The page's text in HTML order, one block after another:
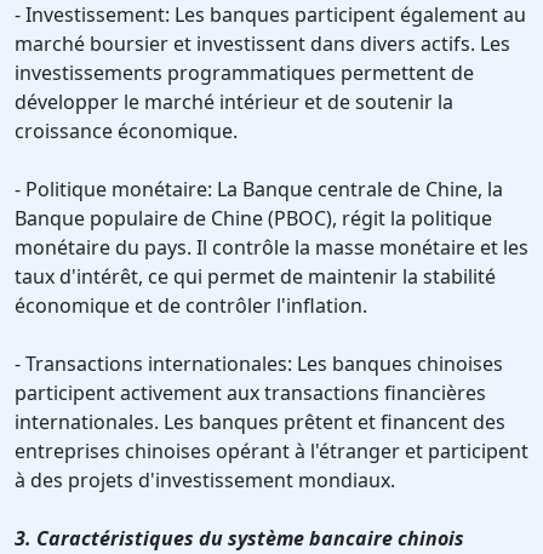
- Investissement: Les banques participent également au
marché boursier et investissent dans divers actifs. Les
investissements programmatiques permettent de
développer le marché intérieur et de soutenir la
croissance économique.
- Politique monétaire: La Banque centrale de Chine, la
Banque populaire de Chine (PBOC), régit la politique
monétaire du pays. Il contrôle la masse monétaire et les
taux d'intérêt, ce qui permet de maintenir la stabilité
économique et de contrôler l'inflation.
- Transactions internationales: Les banques chinoises
participent activement aux transactions financières
internationales. Les banques prêtent et financent des
entreprises chinoises opérant à l'étranger et participent
à des projets d'investissement mondiaux.
3. Caractéristiques du système bancaire chinois